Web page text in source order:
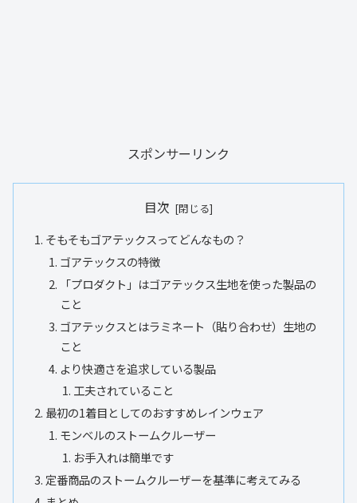
スポンサーリンク
目次
そもそもゴアテックスってどんなもの？
ゴアテックスの特徴
「プロダクト」はゴアテックス生地を使った製品の
こと
ゴアテックスとはラミネート（貼り合わせ）生地の
こと
より快適さを追求している製品
工夫されていること
最初の1着目としてのおすすめレインウェア
モンベルのストームクルーザー
お手入れは簡単です
定番商品のストームクルーザーを基準に考えてみる